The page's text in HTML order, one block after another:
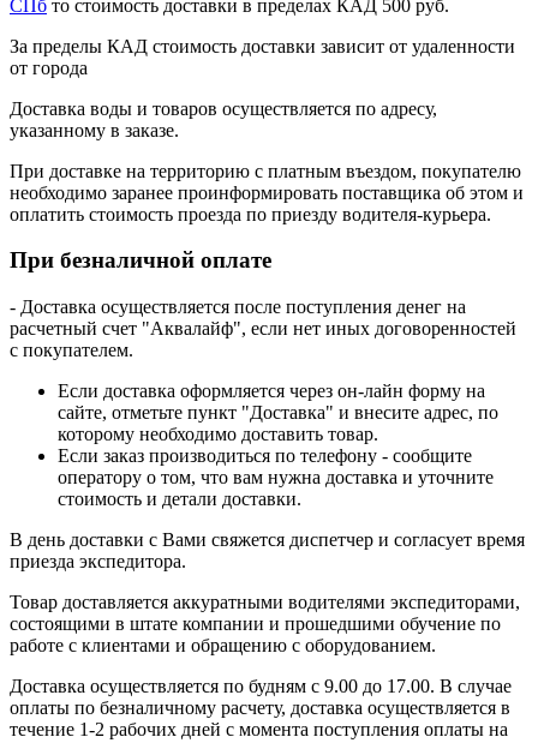
СПб то стоимость доставки в пределах КАД 500 руб.
За пределы КАД стоимость доставки зависит от удаленности
от города
Доставка воды и товаров осуществляется по адресу,
указанному в заказе.
При доставке на территорию с платным въездом, покупателю
необходимо заранее проинформировать поставщика об этом и
оплатить стоимость проезда по приезду водителя-курьера.
При безналичной оплате
- Доставка осуществляется после поступления денег на
расчетный счет "Аквалайф", если нет иных договоренностей
с покупателем.
Если доставка оформляется через он-лайн форму на
сайте, отметьте пункт "Доставка" и внесите адрес, по
которому необходимо доставить товар.
Если заказ производиться по телефону - сообщите
оператору о том, что вам нужна доставка и уточните
стоимость и детали доставки.
В день доставки с Вами свяжется диспетчер и согласует время
приезда экспедитора.
Товар доставляется аккуратными водителями экспедиторами,
состоящими в штате компании и прошедшими обучение по
работе с клиентами и обращению с оборудованием.
Доставка осуществляется по будням с 9.00 до 17.00. В случае
оплаты по безналичному расчету, доставка осуществляется в
течение 1-2 рабочих дней с момента поступления оплаты на